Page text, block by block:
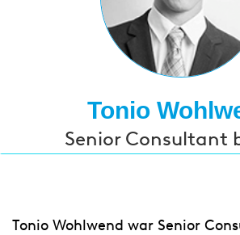
Tonio
Senior Consultant
Tonio Wohlwend war Senior